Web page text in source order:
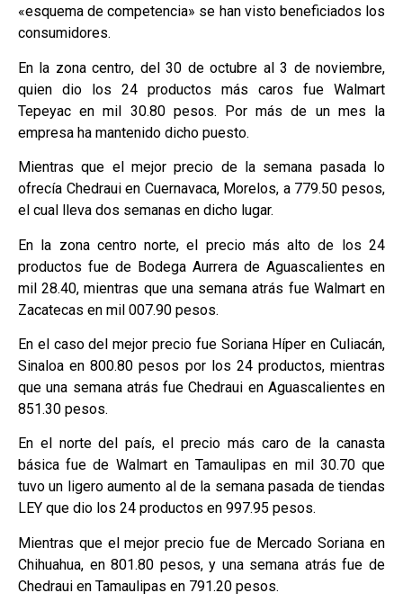
«esquema de competencia» se han visto beneficiados los
consumidores.
En la zona centro, del 30 de octubre al 3 de noviembre,
quien dio los 24 productos más caros fue Walmart
Tepeyac en mil 30.80 pesos. Por más de un mes la
empresa ha mantenido dicho puesto.
Mientras que el mejor precio de la semana pasada lo
ofrecía Chedraui en Cuernavaca, Morelos, a 779.50 pesos,
el cual lleva dos semanas en dicho lugar.
En la zona centro norte, el precio más alto de los 24
productos fue de Bodega Aurrera de Aguascalientes en
mil 28.40, mientras que una semana atrás fue Walmart en
Zacatecas en mil 007.90 pesos.
En el caso del mejor precio fue Soriana Híper en Culiacán,
Sinaloa en 800.80 pesos por los 24 productos, mientras
que una semana atrás fue Chedraui en Aguascalientes en
851.30 pesos.
En el norte del país, el precio más caro de la canasta
básica fue de Walmart en Tamaulipas en mil 30.70 que
tuvo un ligero aumento al de la semana pasada de tiendas
LEY que dio los 24 productos en 997.95 pesos.
Mientras que el mejor precio fue de Mercado Soriana en
Chihuahua, en 801.80 pesos, y una semana atrás fue de
Chedraui en Tamaulipas en 791.20 pesos.